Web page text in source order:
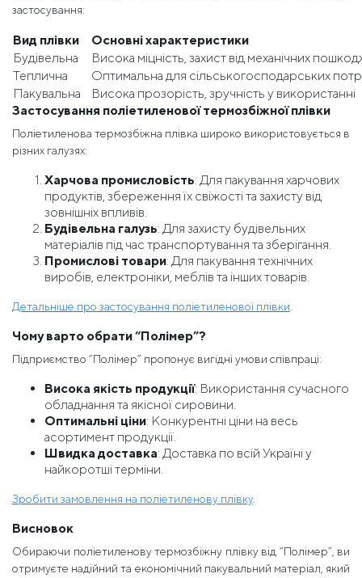
застосування:
Вид плівки
Основні характеристики
Будівельна
Висока міцність, захист від механічних
Теплична
Оптимальна для сільськогосподарських
Пакувальна
Висока прозорість, зручність у використанні
Застосування поліетиленової термозбіжної плівки
Поліетиленова термозбіжна плівка широко використовується в
різних галузях:
Харчова промисловість: Для пакування харчових
продуктів, збереження їх свіжості та захисту від
зовнішніх впливів.
Будівельна галузь: Для захисту будівельних
матеріалів під час транспортування та зберігання.
Промислові товари: Для пакування технічних
виробів, електроніки, меблів та інших товарів.
Детальніше про застосування поліетиленової плівки
Чому варто обрати “Полімер”?
Підприємство “Полімер” пропонує вигідні умови співпраці:
Висока якість продукції: Використання сучасного
обладнання та якісної сировини.
Оптимальні ціни: Конкурентні ціни на весь
асортимент продукції.
Швидка доставка: Доставка по всій Україні у
найкоротші терміни.
Зробити замовлення на поліетиленову плівку.
Висновок
Обираючи поліетиленову термозбіжну плівку від “Полімер”, ви
отримуєте надійний та економічний пакувальний матеріал, який